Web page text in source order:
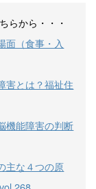
らから・・・
面（食事・入
害とは？福祉住
機能障害の判断
主な４つの原